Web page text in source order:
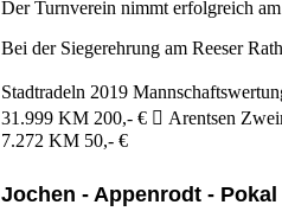
Der Turnverein nimmt erfolgreich
Bei der Siegerehrung am Reeser
Stadtradeln 2019
31.999 KM 200,- €  Arentsen
7.272 KM 50,- €
Jochen - Appenrodt - Pokal